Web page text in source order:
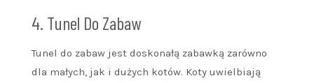
4. Tunel Do Zabaw
Tunel do zabaw jest doskonałą zabawką zarówno
dla małych, jak i dużych kotów. Koty uwielbiają